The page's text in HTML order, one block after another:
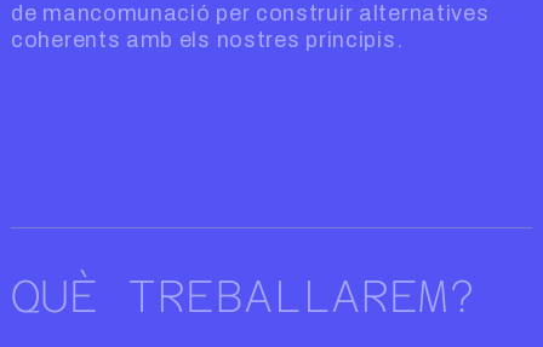
de mancomunació per construir alternatives
coherents amb els nostres principis.
QUÈ TREBALLAREM?